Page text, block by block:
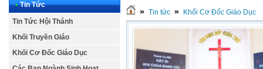
• Tin Tức
Tin Tức Hội Thánh
Khối Truyền Giáo
Khối Cơ Đốc Giáo Dục
» Tin tức » Khối Cơ Đốc Giáo Dục